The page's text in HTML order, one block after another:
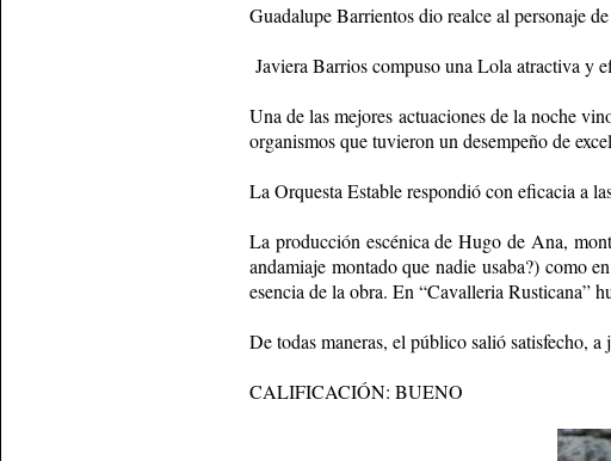
Guadalupe Barrientos dio realce al personaje
Javiera Barrios compuso una Lola atractiva y
Una de las mejores actuaciones de la noche
organismos que tuvieron un desempeño de
La Orquesta Estable respondió con eficacia a
La producción escénica de Hugo de Ana,
andamiaje montado que nadie usaba?) como
esencia de la obra. En “Cavalleria Rusticana”
De todas maneras, el público salió satisfecho,
CALIFICACIÓN: BUENO